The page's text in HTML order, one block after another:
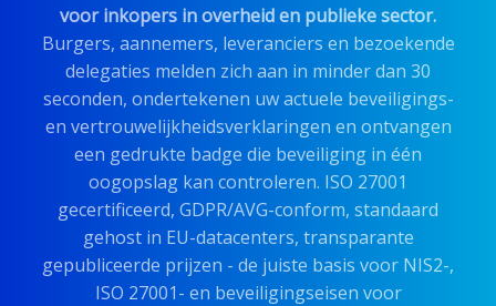
voor inkopers in overheid en publieke sector.
Burgers, aannemers, leveranciers en bezoekende
delegaties melden zich aan in minder dan 30
seconden, ondertekenen uw actuele beveiligings-
en vertrouwelijkheidsverklaringen en ontvangen
een gedrukte badge die beveiliging in één
oogopslag kan controleren. ISO 27001
gecertificeerd, GDPR/AVG-conform, standaard
gehost in EU-datacenters, transparante
gepubliceerde prijzen - de juiste basis voor NIS2-,
ISO 27001- en beveiligingseisen voor